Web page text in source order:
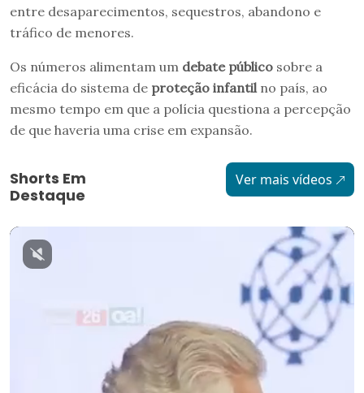
entre desaparecimentos, sequestros, abandono e
tráfico de menores.
Os números alimentam um debate público sobre a
eficácia do sistema de proteção infantilno país, ao
mesmo tempo em que a polícia questiona a percepção
de que haveria uma crise em expansão.
Shorts Em
Destaque
Ver mais vídeos